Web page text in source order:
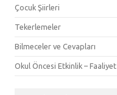
Çocuk Şiirleri
Tekerlemeler
Bilmeceler ve Cevapları
Okul Öncesi Etkinlik – Faaliyet